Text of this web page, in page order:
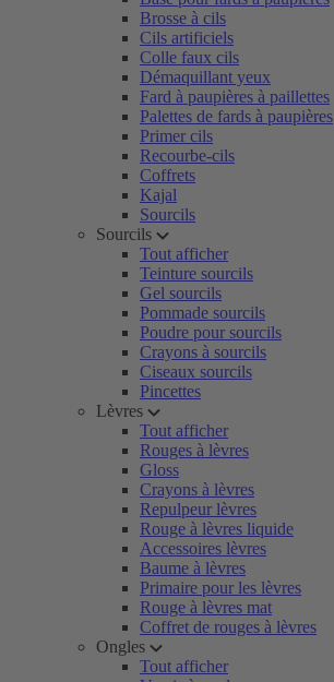
Brosse à cils
Cils artificiels
Colle faux cils
Démaquillant yeux
Fard à paupières à paillettes
Palettes de fards à paupières
Primer cils
Recourbe-cils
Coffrets
Kajal
Sourcils
Sourcils
Tout afficher
Teinture sourcils
Gel sourcils
Pommade sourcils
Poudre pour sourcils
Crayons à sourcils
Ciseaux sourcils
Pincettes
Lèvres
Tout afficher
Rouges à lèvres
Gloss
Crayons à lèvres
Repulpeur lèvres
Rouge à lèvres liquide
Accessoires lèvres
Baume à lèvres
Primaire pour les lèvres
Rouge à lèvres mat
Coffret de rouges à lèvres
Ongles
Tout afficher